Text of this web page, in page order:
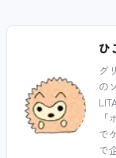
ひ
グ
の
で
で